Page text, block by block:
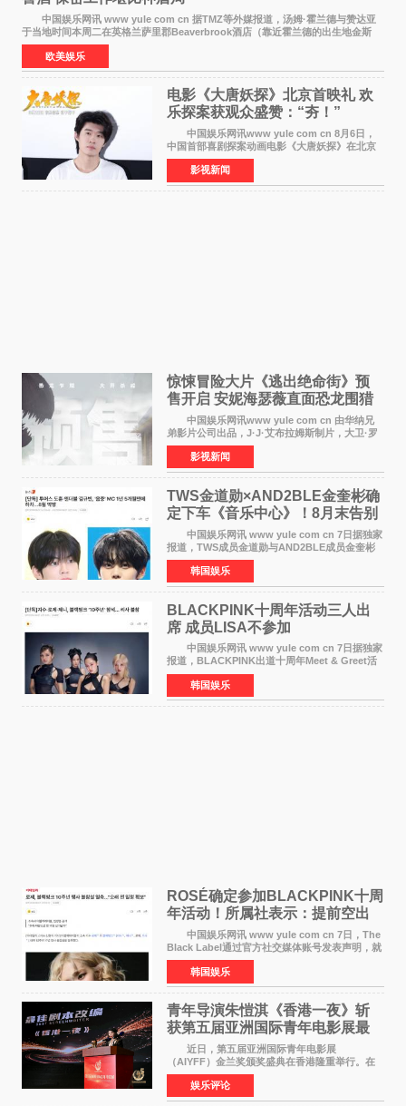
中国娱乐网讯 www yule com cn 据TMZ等外媒报道，汤姆·霍兰德与赞达亚
于当地时间本周二在英格兰萨里郡Beaverbrook酒店（靠近霍兰德的出生地金斯
顿）举办婚宴，邀请家人与朋友们喝喜酒，庆祝
欧美娱乐
电影《大唐妖探》北京首映礼 欢
乐探案获观众盛赞：“夯！”
中国娱乐网讯www yule com cn 8月6日，
中国首部喜剧探案动画电影《大唐妖探》在北京
举办电影首映礼。导演程腾、联合导演黄珉、总
制片人曹紫建、制片人李莹莹，配音导演张喆，
对白指导程寅，领
影视新闻
惊悚冒险大片《逃出绝命街》预
售开启 安妮海瑟薇直面恐龙围猎
中国娱乐网讯www yule com cn 由华纳兄
弟影片公司出品，J·J·艾布拉姆斯制片，大卫·罗
伯特·米切尔执导，好莱坞巨星安妮·海瑟薇和伊万
·麦克格雷格领衔主演的2026暑期惊悚冒险大片
《逃出绝
影视新闻
TWS金道勋×AND2BLE金奎彬确
定下车《音乐中心》！8月末告别
MC席位
中国娱乐网讯 www yule com cn 7日据独家
报道，TWS成员金道勋与AND2BLE成员金奎彬
将于8月离开《音乐中心》MC的位置。 金道
勋与金奎彬于去年3月与H2H A-NA一起被选为
《音乐中心》MC，约1
韩国娱乐
BLACKPINK十周年活动三人出
席 成员LISA不参加
中国娱乐网讯 www yule com cn 7日据独家
报道，BLACKPINK出道十周年Meet & Greet活
动将由智秀、ROS&Eacute;、JENNIE出席，
LISA将缺席。 此前BLACKPINK所属社YG并
未为组合出道十周年做
韩国娱乐
ROSÉ确定参加BLACKPINK十周
年活动！所属社表示：提前空出
了时间
中国娱乐网讯 www yule com cn 7日，The
Black Label通过官方社交媒体账号发表声明，就
近期网络上关于ROS&Eacute;个人行程及是否参
加BLACKPINK出道纪念活动的种种猜测作出正
式回应。 Th
韩国娱乐
青年导演朱愷淇《香港一夜》斩
获第五届亚洲国际青年电影展最
佳剧本改编奖
近日，第五届亚洲国际青年电影展
（AIYFF）金兰奖颁奖盛典在香港隆重举行。在
这场汇聚数百位海内外电影人、文化界人士及媒
体代表的亚洲青年影视盛会上，香港本土电影
《香港一夜》（Dawn in Ho
娱乐评论